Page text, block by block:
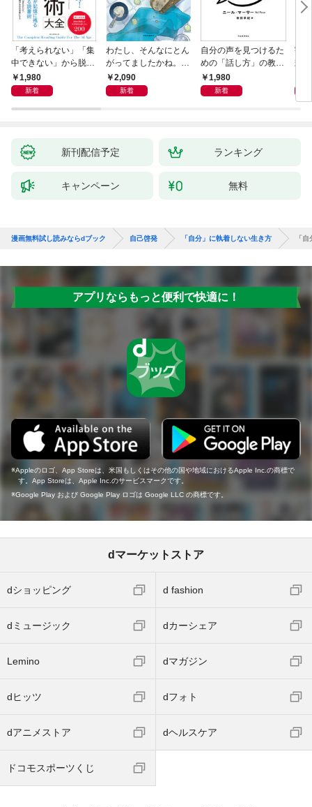
「考えられない」「集
中できない」から脱
却！ AI時代の読む技
術大全
1,980
新着
わたし、そんなにとん
がってましたかね。
獅子座、Ａ型、丙午は
めぐる
2,090
新着
自分の声を見つけるた
めの「話し方」の教
室 Ｏｒａｃｙ（オラ
シー）
1,980
新着
宇
式
新刊配信予定 ランキング
キャンペーン 無料
漫画無料試し読みならdブック 自己啓発 「自分」に執着しない生き方 「
アプリならもっと便利で快適に！
Appleのロゴ、App Storeは、米国もしくはその他の国や地域におけるApple Inc.の商標で
す。App Storeは、Apple Inc.のサービスマークです。
Google Play および Google Play ロゴは Google LLC の商標です。
dマーケットストア
dショッピング d fashion
dミュージック dカーシェア
Lemino dマガジン
dヒッツ dフォト
dアニメストア dヘルスケア
ドコモスポーツくじ